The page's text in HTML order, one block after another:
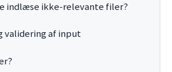
indlæse ikke-relevante filer?
validering af input